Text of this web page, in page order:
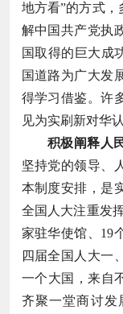
地方看”的方式
解中国共产党执
国取得的巨大成
国道路为广大发
得学习借鉴。许
见为实刷新对华认
积极阐释人
坚持党的领导、
本制度安排，是
全国人大注重发
家驻华使馆、19
四届全国人大一
一个大国，来自
齐聚一堂商讨发